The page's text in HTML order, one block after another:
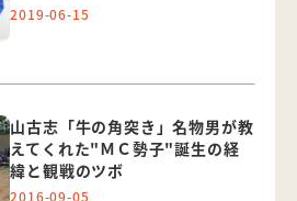
2019-06-15
山古志「牛の角突き」名物男が教
えてくれた"ＭＣ勢子"誕生の経
緯と観戦のツボ
2016-09-05